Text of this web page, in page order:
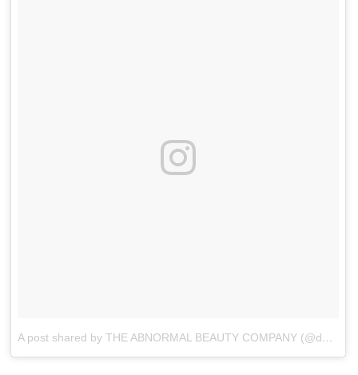
A post shared by THE ABNORMAL BEAUTY COMPANY (@deciem)